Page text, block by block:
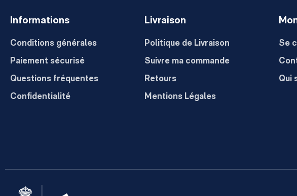
Informations
Conditions générales
Paiement sécurisé
Questions fréquentes
Confidentialité
Livraison
Politique de Livraison
Suivre ma commande
Retours
Mentions Légales
Se
Qui